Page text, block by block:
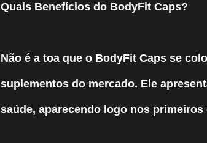
Quais Benefícios do BodyFit Caps?
Não é a toa que o BodyFit Caps se
suplementos do mercado. Ele
saúde, aparecendo logo nos primeiros